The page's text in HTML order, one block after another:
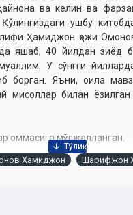
ва келин ва
ушбу
Ҳамиджон ҳожи
яшаб, 40 йилдан зиёд
У сўнгги
борган. Яъни, оила
мисоллар билан
оммасига мўлжалланган.
Ҳамиджон Шарифжон